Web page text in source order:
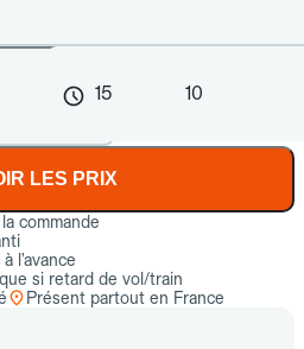
15 10
LES PRIX
commande
l’avance
si retard de vol/train
Présent partout en France